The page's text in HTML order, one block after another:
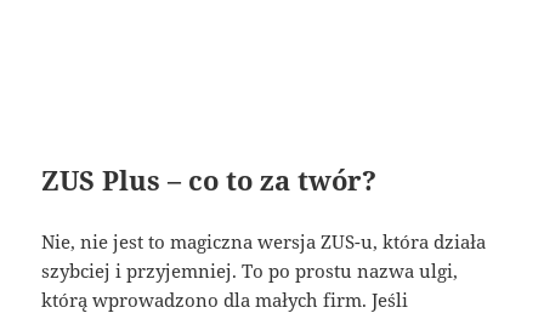
ZUS Plus – co to za twór?
Nie, nie jest to magiczna wersja ZUS-u, która działa
szybciej i przyjemniej. To po prostu nazwa ulgi,
którą wprowadzono dla małych firm. Jeśli